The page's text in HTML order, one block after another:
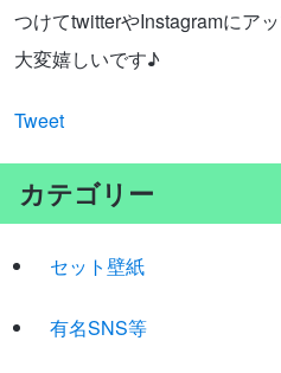
つけてtwitterやInstagramにア
大変嬉しいです♪
Tweet
カテゴリー
セット壁紙
有名SNS等